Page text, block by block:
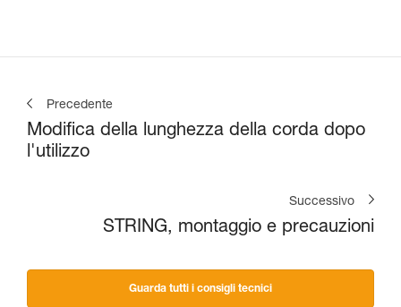
Precedente
Modifica della lunghezza della corda dopo
l'utilizzo
Successivo
STRING, montaggio e precauzioni
Guarda tutti i consigli tecnici